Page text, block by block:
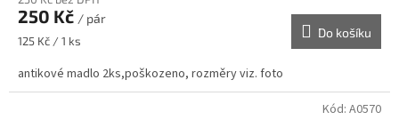
250 Kč / pár
Měrná
125 Kč / 1 ks
Do košíku
antikové madlo 2ks,poškozeno, rozměry viz. foto
Kód: A0570